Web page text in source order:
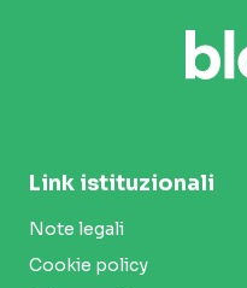
Link istituzionali
Note legali
Cookie policy